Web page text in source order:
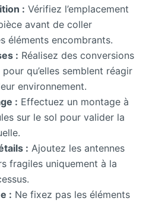
: Vérifiez l’emplacement
avant de coller
éléments encombrants.
: Réalisez des conversions
qu’elles semblent réagir
environnement.
: Effectuez un montage à
sur le sol pour valider la
: Ajoutez les antennes
fragiles uniquement à la
: Ne fixez pas les éléments